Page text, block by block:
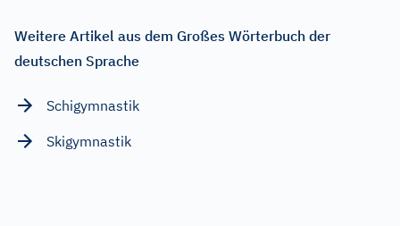
Weitere Artikel aus dem Großes Wörterbuch der
deutschen Sprache
Schigymnastik
Skigymnastik